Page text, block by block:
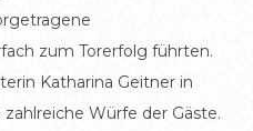
zum Torerfolg führten.
Katharina Geitner in
Würfe der Gäste.